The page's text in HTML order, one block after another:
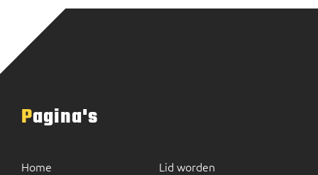
Pagina's
Home Lid worden